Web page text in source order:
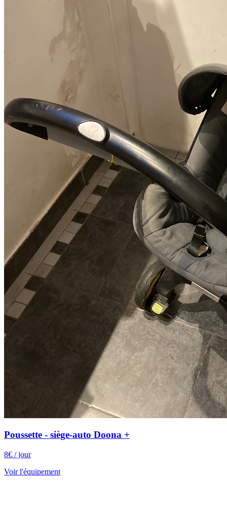
Poussette - siège-auto Doona +
8€ / jour
Voir l'équipement